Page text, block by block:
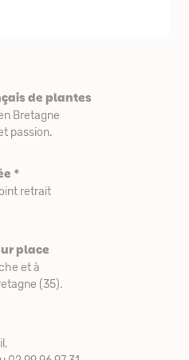
de plantes
Bretagne
passion.
*
retrait
place
et à
(35).